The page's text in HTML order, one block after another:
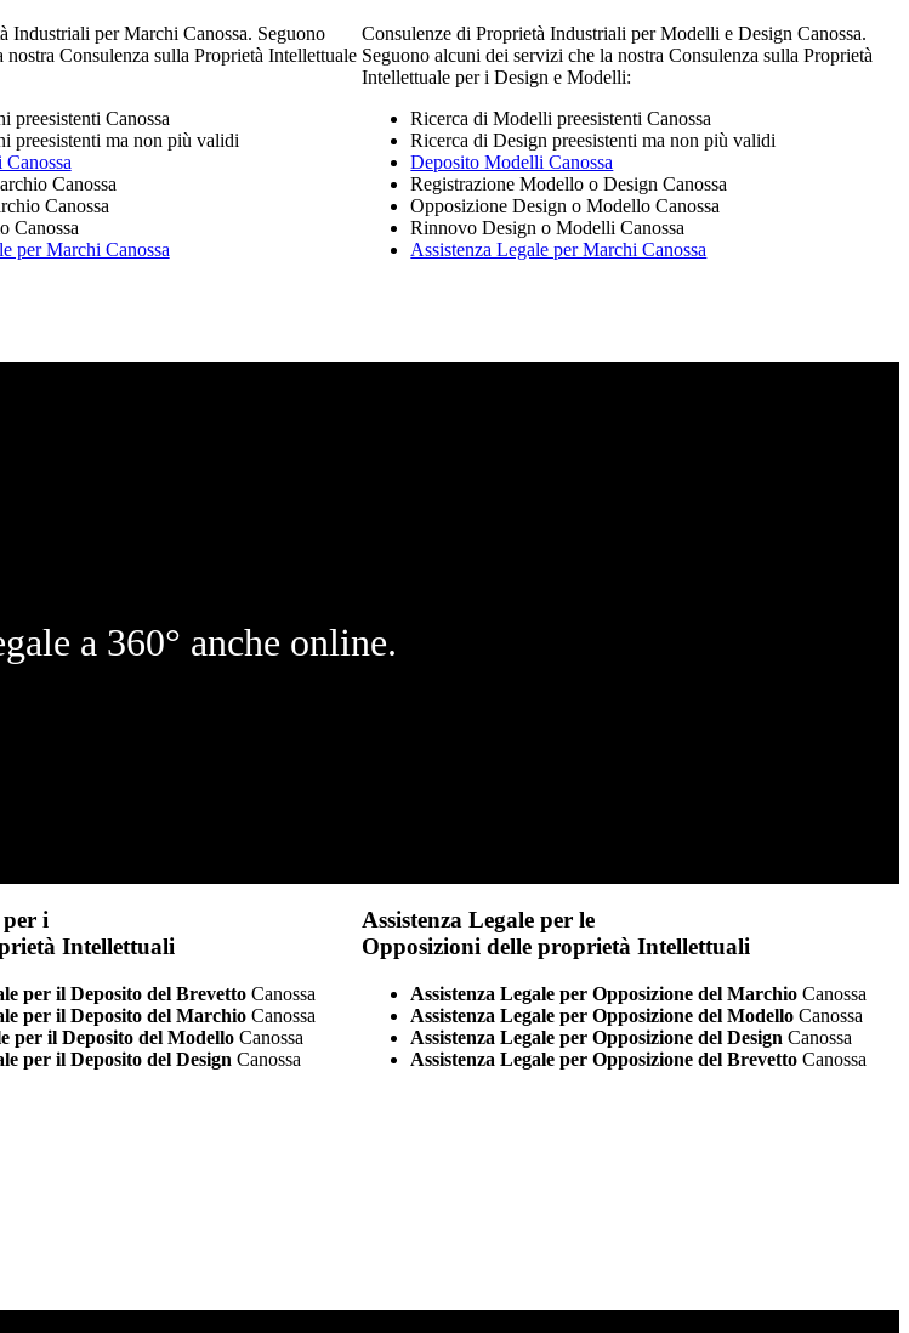
Industriali per Marchi Canossa. Seguono
Consulenza sulla Proprietà Intellettuale
preesistenti Canossa
preesistenti ma non più validi
Canossa
Canossa
Canossa
per Marchi Canossa
Consulenze di Proprietà Industriali per Modelli e Design Canossa.
Seguono alcuni dei servizi che la nostra Consulenza sulla Proprietà
Intellettuale per i Design e Modelli:
Ricerca di Modelli preesistenti Canossa
Ricerca di Design preesistenti ma non più validi
Deposito Modelli Canossa
Registrazione Modello o Design Canossa
Opposizione Design o Modello Canossa
Rinnovo Design o Modelli Canossa
Assistenza Legale per Marchi Canossa
a 360° anche online.
per i
Intellettuali
per il Deposito del BrevettoCanossa
per il Deposito del MarchioCanossa
per il Deposito del ModelloCanossa
per il Deposito del Design Canossa
Assistenza Legale per le
Opposizioni delle proprietà Intellettuali
Assistenza Legale per Opposizione del Marchio Canossa
Assistenza Legale per Opposizione del Modello Canossa
Assistenza Legale per Opposizione del Design Canossa
Assistenza Legale per Opposizione del Brevetto Canossa